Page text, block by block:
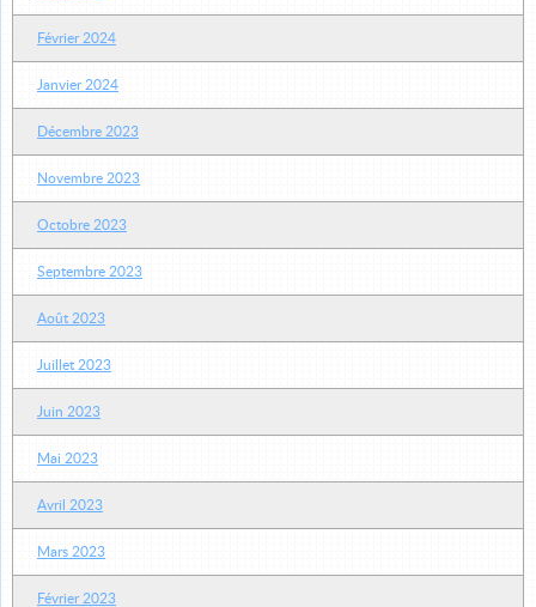
Février 2024
Janvier 2024
Décembre 2023
Novembre 2023
Octobre 2023
Septembre 2023
Août 2023
Juillet 2023
Juin 2023
Mai 2023
Avril 2023
Mars 2023
Février 2023